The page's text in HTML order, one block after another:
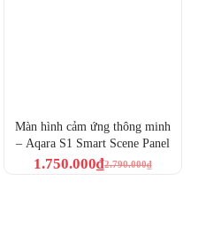
Màn hình cảm ứng thông minh
– Aqara S1 Smart Scene Panel
2.790.000₫
1.750.000₫